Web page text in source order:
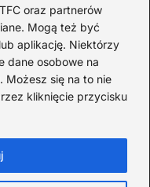
oraz partnerów
Mogą też być
aplikację. Niektórzy
dane osobowe na
Możesz się na to nie
kliknięcie przycisku
i wspomnienia.